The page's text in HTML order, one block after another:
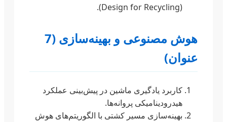
(Design for Recycling).
هوش مصنوعی و بهینه‌سازی (7
عنوان)
کاربرد یادگیری ماشین در پیش‌بینی عملکرد
هیدرودینامیکی پروانه‌ها.
بهینه‌سازی مسیر کشتی با الگوریتم‌های هوش